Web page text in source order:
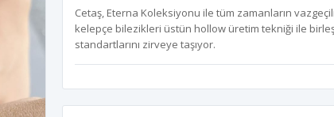
Cetaş, Eterna Koleksiyonu ile tüm zamanların
kelepçe bilezikleri üstün hollow üretim tekniği ile
standartlarını zirveye taşıyor.